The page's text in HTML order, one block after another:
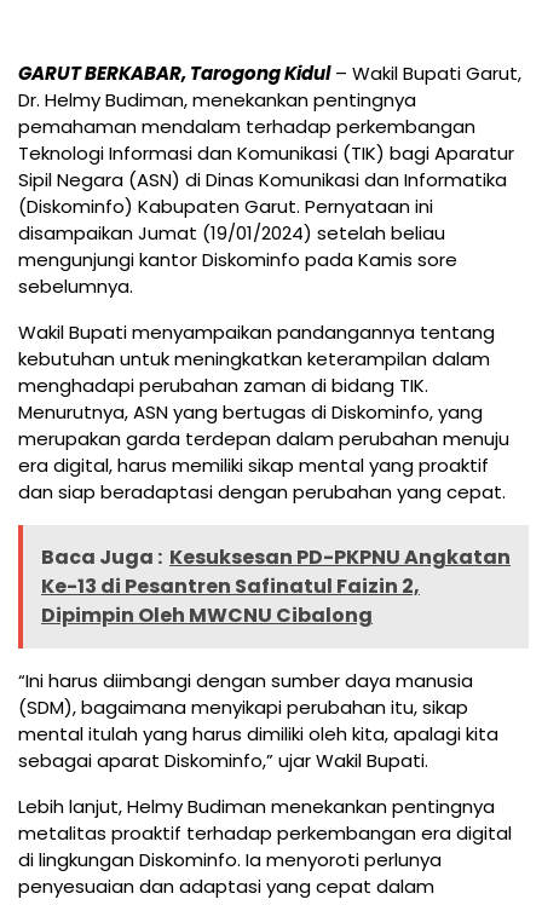
GARUT BERKABAR, Tarogong Kidul– Wakil Bupati Garut,
Dr. Helmy Budiman, menekankan pentingnya
pemahaman mendalam terhadap perkembangan
Teknologi Informasi dan Komunikasi (TIK) bagi Aparatur
Sipil Negara (ASN) di Dinas Komunikasi dan Informatika
(Diskominfo) Kabupaten Garut. Pernyataan ini
disampaikan Jumat (19/01/2024) setelah beliau
mengunjungi kantor Diskominfo pada Kamis sore
sebelumnya.
Wakil Bupati menyampaikan pandangannya tentang
kebutuhan untuk meningkatkan keterampilan dalam
menghadapi perubahan zaman di bidang TIK.
Menurutnya, ASN yang bertugas di Diskominfo, yang
merupakan garda terdepan dalam perubahan menuju
era digital, harus memiliki sikap mental yang proaktif
dan siap beradaptasi dengan perubahan yang cepat.
Baca Juga : Kesuksesan PD-PKPNU Angkatan
Ke-13 di Pesantren Safinatul Faizin 2,
Dipimpin Oleh MWCNU Cibalong
“Ini harus diimbangi dengan sumber daya manusia
(SDM), bagaimana menyikapi perubahan itu, sikap
mental itulah yang harus dimiliki oleh kita, apalagi kita
sebagai aparat Diskominfo,” ujar Wakil Bupati.
Lebih lanjut, Helmy Budiman menekankan pentingnya
metalitas proaktif terhadap perkembangan era digital
di lingkungan Diskominfo. Ia menyoroti perlunya
penyesuaian dan adaptasi yang cepat dalam